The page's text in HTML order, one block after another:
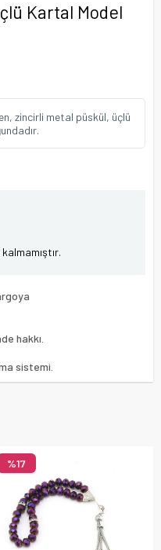
Kartal Model
zincirli metal püskül, üçlü
hakkı.
sistemi.
%17